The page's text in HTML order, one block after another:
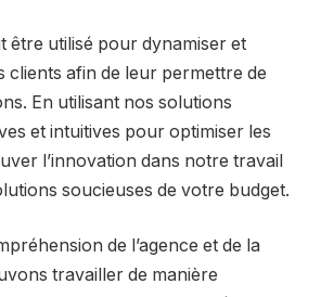
être utilisé pour dynamiser et
clients afin de leur permettre de
En utilisant nos solutions
et intuitives pour optimiser les
l’innovation dans notre travail
soucieuses de votre budget.
de l’agence et de la
travailler de manière